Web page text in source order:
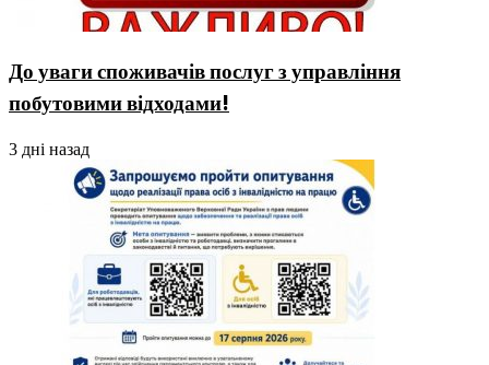
До уваги споживачів послуг з управління
побутовими відходами!
3 дні назад